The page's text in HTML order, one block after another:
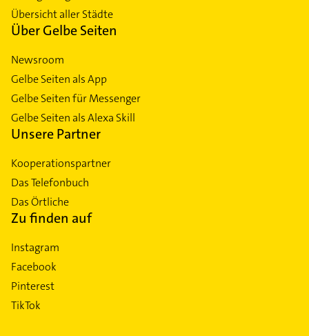
Übersicht aller Städte
Über Gelbe Seiten
Newsroom
Gelbe Seiten als App
Gelbe Seiten für Messenger
Gelbe Seiten als Alexa Skill
Unsere Partner
Kooperationspartner
Das Telefonbuch
Das Örtliche
Zu finden auf
Instagram
Facebook
Pinterest
TikTok